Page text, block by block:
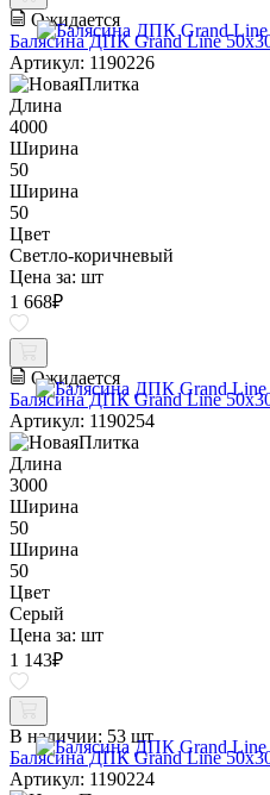
Ожидается
Балясина ДПК Grand Line
Артикул: 1190226
Длина
4000
Ширина
50
Ширина
50
Цвет
Светло-коричневый
Цена за: шт
1 668₽
Ожидается
Балясина ДПК Grand Line
Артикул: 1190254
Длина
3000
Ширина
50
Ширина
50
Цвет
Серый
Цена за: шт
1 143₽
В наличии: 53 шт
Балясина ДПК Grand Line
Артикул: 1190224